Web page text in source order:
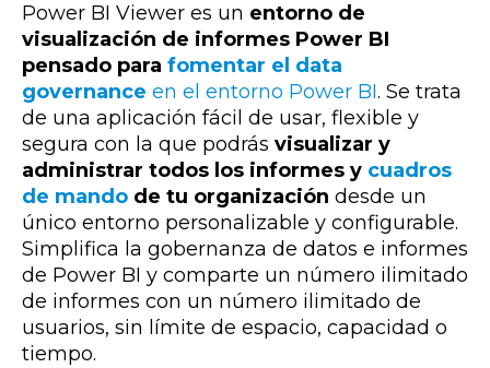
Power BI Viewer es un entorno de
visualización de informes Power BI
pensado para fomentar el data
governance en el entorno Power BI. Se trata
de una aplicación fácil de usar, flexible y
segura con la que podrás visualizar y
administrar todos los informes y cuadros
de mando de tu organización desde un
único entorno personalizable y configurable.
Simplifica la gobernanza de datos e informes
de Power BI y comparte un número ilimitado
de informes con un número ilimitado de
usuarios, sin límite de espacio, capacidad o
tiempo.